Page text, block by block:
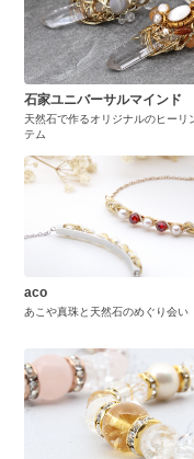
石家ユニバーサルマインド
天然石で作るオリジナルのヒーリ
テム
aco
あこや真珠と天然石のめぐり会い